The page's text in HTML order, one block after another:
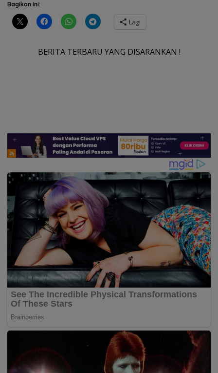
Bagikan ini:
Lagi
BERITA TERBARU YANG DISARANKAN !